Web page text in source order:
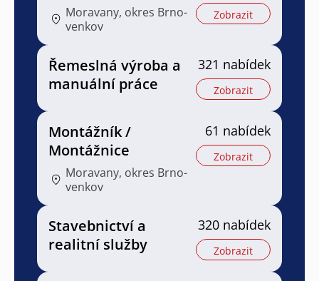
Moravany, okres Brno-
venkov
Zobrazit
Řemeslná výroba a
manuální práce
321 nabídek
Zobrazit
Montážník /
Montážnice
Moravany, okres Brno-
venkov
61 nabídek
Zobrazit
Stavebnictví a
realitní služby
320 nabídek
Zobrazit